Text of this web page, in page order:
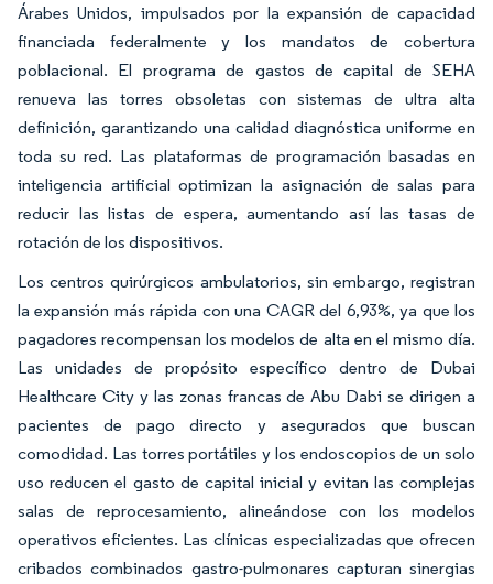
Árabes Unidos, impulsados por la expansión de capacidad
financiada federalmente y los mandatos de cobertura
poblacional. El programa de gastos de capital de SEHA
renueva las torres obsoletas con sistemas de ultra alta
definición, garantizando una calidad diagnóstica uniforme en
toda su red. Las plataformas de programación basadas en
inteligencia artificial optimizan la asignación de salas para
reducir las listas de espera, aumentando así las tasas de
rotación de los dispositivos.
Los centros quirúrgicos ambulatorios, sin embargo, registran
la expansión más rápida con una CAGR del 6,93%, ya que los
pagadores recompensan los modelos de alta en el mismo día.
Las unidades de propósito específico dentro de Dubai
Healthcare City y las zonas francas de Abu Dabi se dirigen a
pacientes de pago directo y asegurados que buscan
comodidad. Las torres portátiles y los endoscopios de un solo
uso reducen el gasto de capital inicial y evitan las complejas
salas de reprocesamiento, alineándose con los modelos
operativos eficientes. Las clínicas especializadas que ofrecen
cribados combinados gastro-pulmonares capturan sinergias